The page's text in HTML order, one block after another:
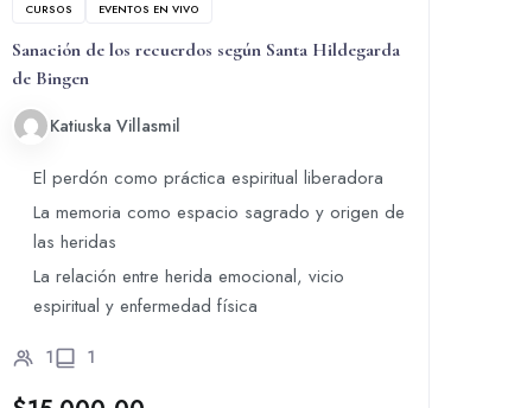
CURSOS EVENTOS EN VIVO
Sanación de los recuerdos según Santa Hildegarda
de Bingen
Katiuska Villasmil
El perdón como práctica espiritual liberadora
La memoria como espacio sagrado y origen de
las heridas
La relación entre herida emocional, vicio
espiritual y enfermedad física
1 1